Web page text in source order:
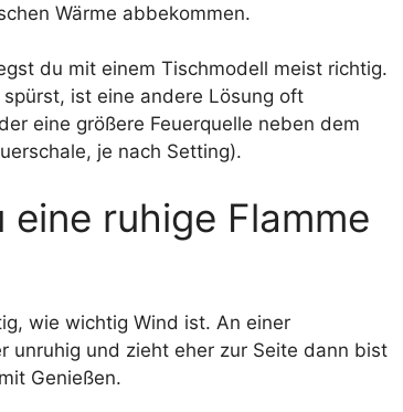
Wärme abbekommen.
du mit einem Tischmodell meist richtig.
ist eine andere Lösung oft
eine größere Feuerquelle neben dem
je nach Setting).
ruhige Flamme
wie wichtig Wind ist. An einer
unruhig und zieht eher zur Seite dann bist
Genießen.